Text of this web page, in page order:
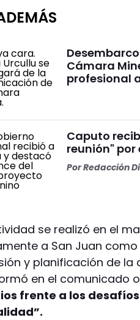
Cámara
profesional
Caputo
reunión" por
PorRedacción
se realizó en el
a San Juan
y planificación de la
en el comunicado
frente a los